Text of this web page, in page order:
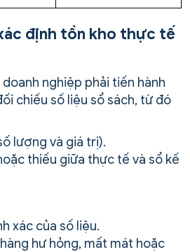
định tồn kho thực tế
nghiệp phải tiến hành
chiếu số liệu sổ sách, từ đó
lượng và giá trị).
thiếu giữa thực tế và sổ kế
xác của số liệu.
hư hỏng, mất mát hoặc